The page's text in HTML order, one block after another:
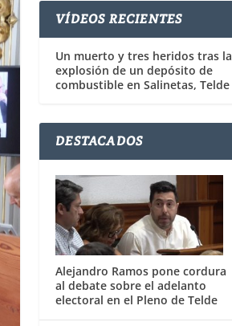
VÍDEOS RECIENTES
Un muerto y tres heridos tras la
explosión de un depósito de
combustible en Salinetas, Telde
DESTACADOS
Alejandro Ramos pone cordura
al debate sobre el adelanto
electoral en el Pleno de Telde